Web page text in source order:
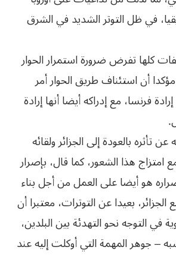
في ظل التوتر الشديد في الشرق
كلها تفرض ضرورة استمرار الحوار
أن استئناف طريق الحوار أمر
فرنسا، مع إدراكه أيضا أنها إرادة
عن تأثره بالعودة إلى الجزائر ولقائه
امتزاج هذا الشعور، كما قال، بإصرار
هو أيضا على العمل من أجل بناء
بعيدا عن التوترات، معتبرا أن
التوجه نحو التهدئة بين البلدين،
جوهر المهمة التي أوكلت إليه عند